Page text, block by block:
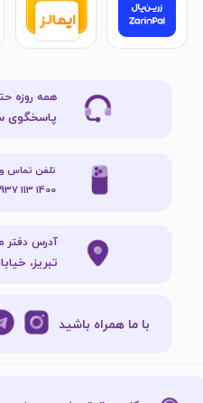
با ما همراه باشید
همه روزه
پاسخگوی
آدرس دفتر
تبریز،
تلفن تماس
1400 113 0937 - 0382 316 0914